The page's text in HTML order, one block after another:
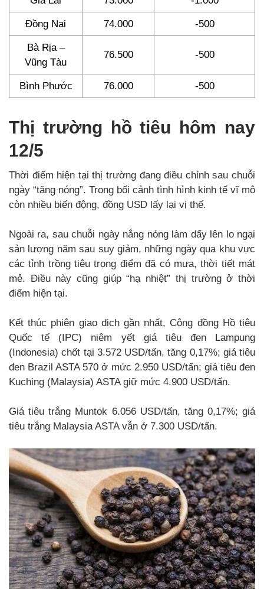
Đồng Nai 74.000 -500
Bà Rịa –
Vũng Tàu
76.500 -500
Bình Phước 76.000 -500
Thị trường hồ tiêu hôm nay
12/5
Thời điểm hiện tại thị trường đang điều chỉnh sau chuỗi
ngày “tăng nóng”. Trong bối cảnh tình hình kinh tế vĩ mô
còn nhiều biến động, đồng USD lấy lại vị thế.
Ngoài ra, sau chuỗi ngày nắng nóng làm dấy lên lo ngại
sản lượng năm sau suy giảm, những ngày qua khu vực
các tỉnh trồng tiêu trọng điểm đã có mưa, thời tiết mát
mẻ. Điều này cũng giúp “hạ nhiệt” thị trường ở thời
điểm hiện tại.
Kết thúc phiên giao dịch gần nhất, Cộng đồng Hồ tiêu
Quốc tế (IPC) niêm yết giá tiêu đen Lampung
(Indonesia) chốt tại 3.572 USD/tấn, tăng 0,17%; giá tiêu
đen Brazil ASTA 570 ở mức 2.950 USD/tấn; giá tiêu đen
Kuching (Malaysia) ASTA giữ mức 4.900 USD/tấn.
Giá tiêu trắng Muntok 6.056 USD/tấn, tăng 0,17%; giá
tiêu trắng Malaysia ASTA vẫn ở 7.300 USD/tấn.